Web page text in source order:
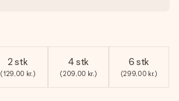
2 stk
(129,00 kr.)
4 stk
(209,00 kr.)
6 stk
(299,00 kr.)